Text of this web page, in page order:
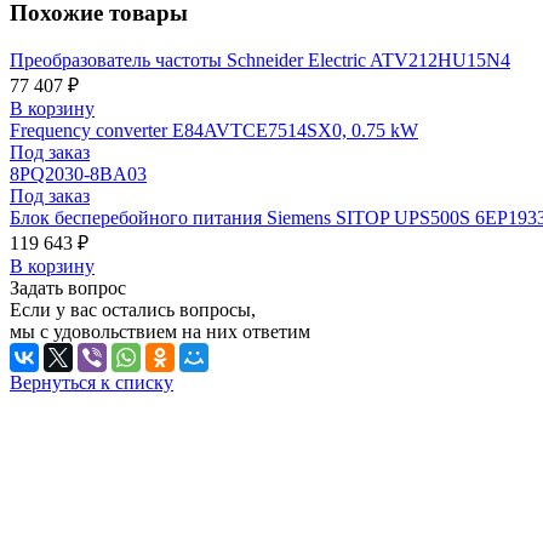
Похожие товары
Преобразователь частоты Schneider Electric ATV212HU15N4
77 407 ₽
В корзину
Frequency converter E84AVTCE7514SX0, 0.75 kW
Под заказ
8PQ2030-8BA03
Под заказ
Блок бесперебойного питания Siemens SITOP UPS500S
119 643 ₽
В корзину
Задать вопрос
Если у вас остались вопросы,
мы с удовольствием на них ответим
Вернуться к списку